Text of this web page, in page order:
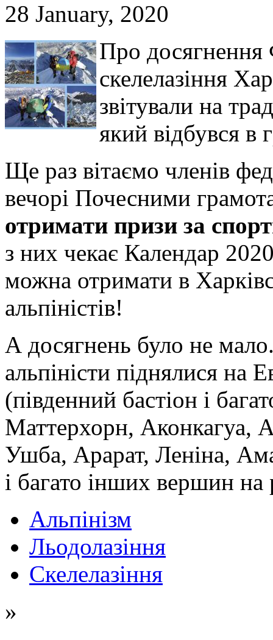
28 January, 2020
Про досягнення
скелелазіння
звітували на
який відбувся в
Ще раз вітаємо членів
вечорі Почесними
отримати призи за
з них чекає Календар
можна отримати в
альпіністів!
А досягнень було не
альпіністи піднялися на
(південний бастіон і
Маттерхорн, Аконкагуа,
Ушба, Арарат, Леніна,
і багато інших вершин на
Альпінізм
Льодолазіння
Скелелазіння
»